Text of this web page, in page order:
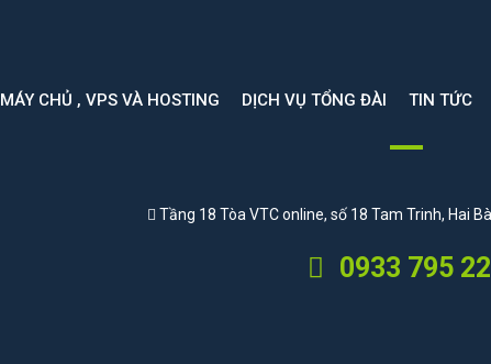
MÁY CHỦ , VPS VÀ HOSTING DỊCH VỤ TỔNG ĐÀI TIN TỨC
Tầng 18 Tòa VTC online, số 18 Tam Trinh, Hai
0933 795